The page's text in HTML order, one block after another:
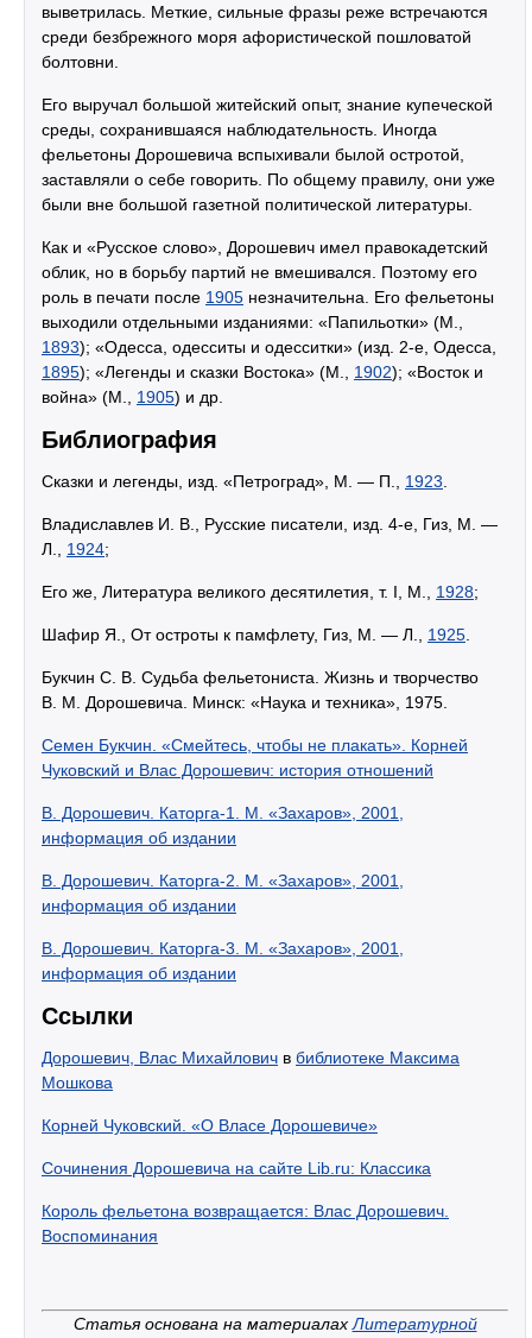
выветрилась. Меткие, сильные фразы реже встречаются
среди безбрежного моря афористической пошловатой
болтовни.
Его выручал большой житейский опыт, знание купеческой
среды, сохранившаяся наблюдательность. Иногда
фельетоны Дорошевича вспыхивали былой остротой,
заставляли о себе говорить. По общему правилу, они уже
были вне большой газетной политической литературы.
Как и «Русское слово», Дорошевич имел правокадетский
облик, но в борьбу партий не вмешивался. Поэтому его
роль в печати после 1905 незначительна. Его фельетоны
выходили отдельными изданиями: «Папильотки» (М.,
1893); «Одесса, одесситы и одесситки» (изд. 2-е, Одесса,
1895); «Легенды и сказки Востока» (М., 1902); «Восток и
война» (М., 1905) и др.
Библиография
Сказки и легенды, изд. «Петроград», М. — П., 1923
Владиславлев И. В., Русские писатели, изд. 4-е, Гиз, М. —
Л., 1924;
Его же, Литература великого десятилетия, т. I, М., 1928;
Шафир Я., От остроты к памфлету, Гиз, М. — Л., 1925
Букчин С. В. Судьба фельетониста. Жизнь и творчество
В. М. Дорошевича. Минск: «Наука и техника», 1975.
Семен Букчин. «Смейтесь, чтобы не плакать». Корней
Чуковский и Влас Дорошевич: история отношений
В. Дорошевич. Каторга-1. М. «Захаров», 2001,
информация об издании
В. Дорошевич. Каторга-2. М. «Захаров», 2001,
информация об издании
В. Дорошевич. Каторга-3. М. «Захаров», 2001,
информация об издании
Ссылки
Дорошевич, Влас Михайлович в библиотеке Максима
Мошкова
Корней Чуковский. «О Власе Дорошевиче»
Сочинения Дорошевича на сайте Lib.ru: Классика
Король фельетона возвращается: Влас Дорошевич.
Воспоминания
Статья основана на материалах Литературной